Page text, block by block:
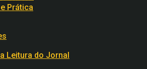
Prática
Leitura do Jornal